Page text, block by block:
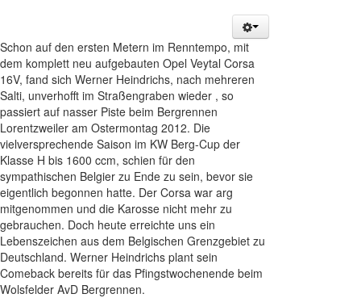
Schon auf den ersten Metern im Renntempo, mit
dem komplett neu aufgebauten Opel Veytal Corsa
16V, fand sich Werner Heindrichs, nach mehreren
Salti, unverhofft im Straßengraben wieder , so
passiert auf nasser Piste beim Bergrennen
Lorentzweiler am Ostermontag 2012. Die
vielversprechende Saison im KW Berg-Cup der
Klasse H bis 1600 ccm, schien für den
sympathischen Belgier zu Ende zu sein, bevor sie
eigentlich begonnen hatte. Der Corsa war arg
mitgenommen und die Karosse nicht mehr zu
gebrauchen. Doch heute erreichte uns ein
Lebenszeichen aus dem Belgischen Grenzgebiet zu
Deutschland. Werner Heindrichs plant sein
Comeback bereits für das Pfingstwochenende beim
Wolsfelder AvD Bergrennen.